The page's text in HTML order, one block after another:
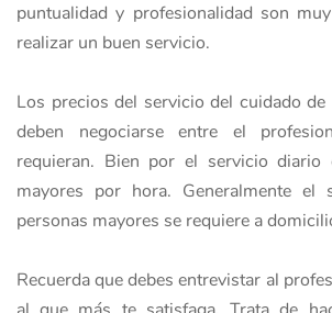
puntualidad y profesionalidad son
realizar un buen servicio.
Los precios del servicio del cuidado de
deben negociarse entre el
requieran. Bien por el servicio
mayores por hora. Generalmente el
personas mayores se requiere a
Recuerda que debes entrevistar al